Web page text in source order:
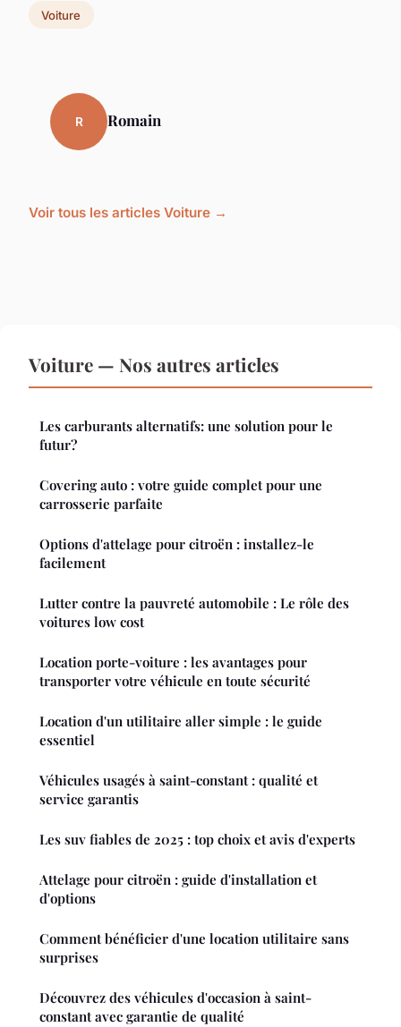
Voiture
R Romain
Voir tous les articles Voiture →
Voiture — Nos autres articles
Les carburants alternatifs: une solution pour le
futur?
Covering auto : votre guide complet pour une
carrosserie parfaite
Options d'attelage pour citroën : installez-le
facilement
Lutter contre la pauvreté automobile : Le rôle des
voitures low cost
Location porte-voiture : les avantages pour
transporter votre véhicule en toute sécurité
Location d'un utilitaire aller simple : le guide
essentiel
Véhicules usagés à saint-constant : qualité et
service garantis
Les suv fiables de 2025 : top choix et avis d'experts
Attelage pour citroën : guide d'installation et
d'options
Comment bénéficier d'une location utilitaire sans
surprises
Découvrez des véhicules d'occasion à saint-
constant avec garantie de qualité